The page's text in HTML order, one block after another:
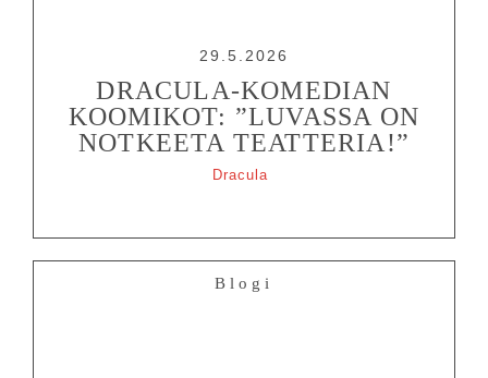
29.5.2026
DRACULA-KOMEDIAN
KOOMIKOT: ”LUVASSA ON
NOTKEETA TEATTERIA!”
Dracula
Blogi